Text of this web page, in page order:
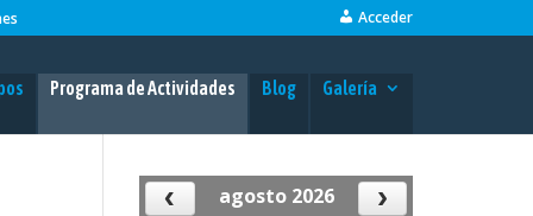
Acceder
Programa de Actividades Blog Galería
agosto 2026